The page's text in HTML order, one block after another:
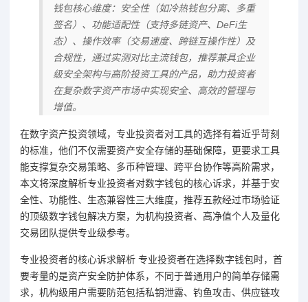
钱包核心维度：安全性（如冷热钱包分离、多重
签名）、功能适配性（支持多链资产、DeFi生
态）、操作效率（交易速度、跨链互操作性）及
合规性，通过实测对比主流钱包，推荐兼具企业
级安全架构与高阶投资工具的产品，助力投资者
在复杂数字资产市场中实现安全、高效的管理与
增值。
在数字资产投资领域，专业投资者对工具的选择有着近乎苛刻
的标准，他们不仅需要资产安全存储的基础保障，更要求工具
能支撑复杂交易策略、多币种管理、跨平台协作等高阶需求，
本文将深度解析专业投资者对数字钱包的核心诉求，并基于安
全性、功能性、生态兼容性三大维度，推荐五款经过市场验证
的顶级数字钱包解决方案，为机构投资者、高净值个人及量化
交易团队提供专业级参考。
专业投资者的核心诉求解析 专业投资者在选择数字钱包时，首
要考量的是资产安全防护体系，不同于普通用户的简单存储需
求，机构级用户需要防范包括私钥泄露、钓鱼攻击、供应链攻